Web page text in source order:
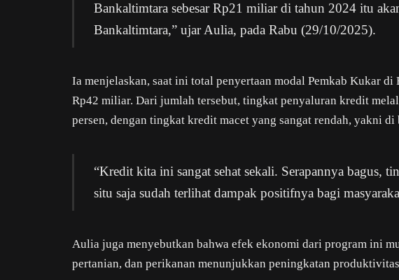
Bankaltimtara sebesar Rp21 miliar di tahun 2024 itu
Bankaltimtara,” ujar Aulia, pada Rabu (29/10/2025).
Ia menjelaskan, saat ini total penyertaan modal Pemkab Kukar
Rp42 miliar. Dari jumlah tersebut, tingkat penyaluran kredit
persen, dengan tingkat kredit macet yang sangat rendah, yakni di
“Kredit kita ini sangat sehat sekali. Serapannya bagus,
situ saja sudah terlihat dampak positifnya bagi
Aulia juga menyebutkan bahwa efek ekonomi dari program ini
pertanian, dan perikanan menunjukkan peningkatan